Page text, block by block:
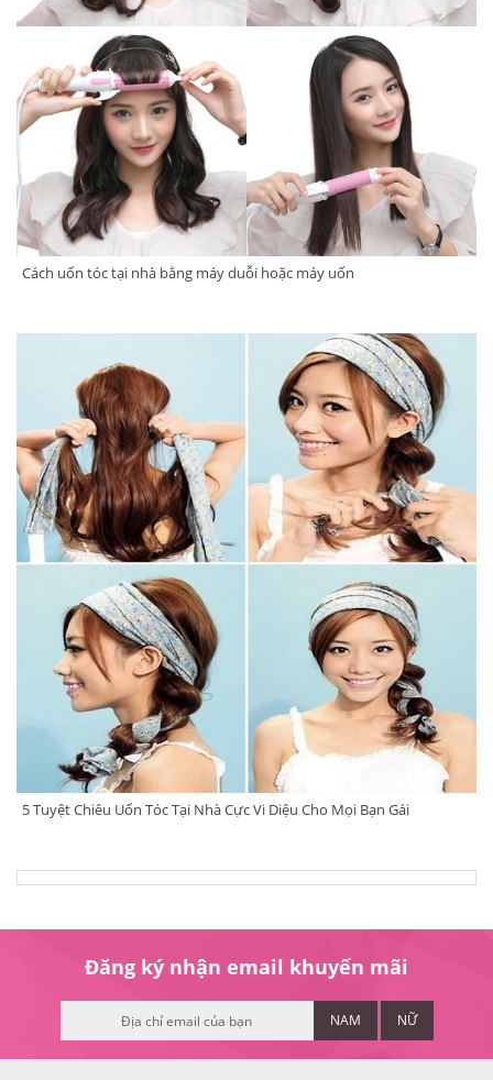
Cách uốn tóc tại nhà bằng máy duỗi hoặc máy uốn
5 Tuyệt Chiêu Uốn Tóc Tại Nhà Cực Vi Diệu Cho Mọi Bạn Gái
Đăng ký nhận email khuyến mãi
NAM NỮ